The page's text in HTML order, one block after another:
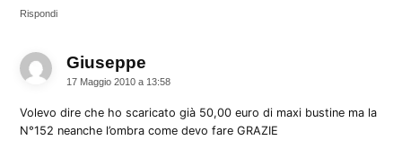
Rispondi
Giuseppe
17 Maggio 2010 a 13:58
Volevo dire che ho scaricato già 50,00 euro di maxi bustine ma la
N°152 neanche l’ombra come devo fare GRAZIE